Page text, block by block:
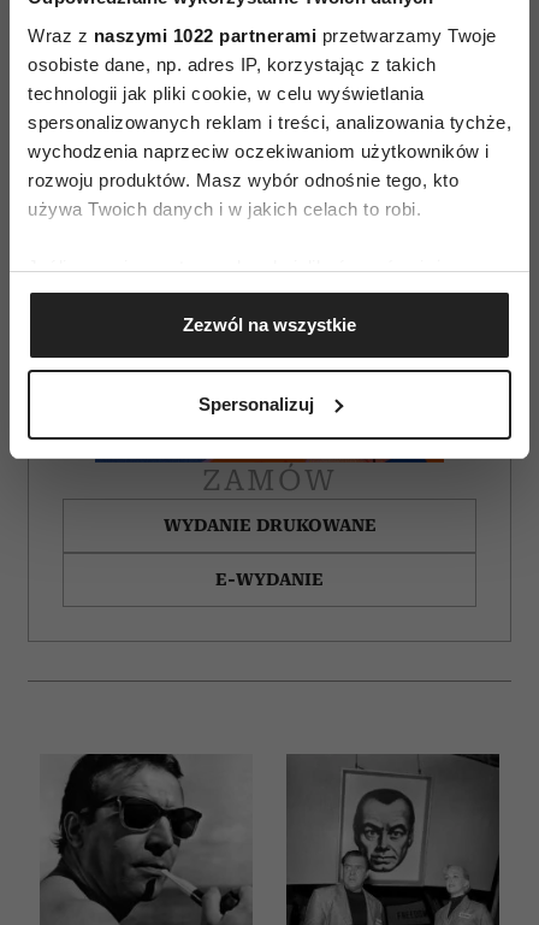
Wraz z naszymi 1022 partnerami przetwarzamy Twoje
osobiste dane, np. adres IP, korzystając z takich
technologii jak pliki cookie, w celu wyświetlania
spersonalizowanych reklam i treści, analizowania tychże,
wychodzenia naprzeciw oczekiwaniom użytkowników i
rozwoju produktów. Masz wybór odnośnie tego, kto
używa Twoich danych i w jakich celach to robi.
Jeśli wyrazisz na to zgodę, chcielibyśmy również:
Gromadzić dane dotyczące Twojej lokalizacji
geograficznej z dokładnością nawet do kilku metrów
Identyfikować Twoje urządzenie, aktywnie
(fingerprinting, czyli wirtualny odcisk palca)
dane są przetwarzane oraz ustaw własne preferencje w
sekcji szczegółów. W Deklaracji plików cookie możesz
zmienić lub wycofać swoją zgodę w dowolnej chwili.
korzystasz z naszej witryny, udostępniamy partnerom
otrzymanymi od Ciebie lub uzyskanymi podczas
korzystania z ich usług.
Zezwól na wszystkie
Spersonalizuj
ZAMÓW
WYDANIE DRUKOWANE
E-WYDANIE